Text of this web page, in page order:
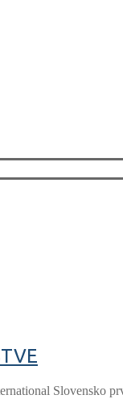
Slovensko